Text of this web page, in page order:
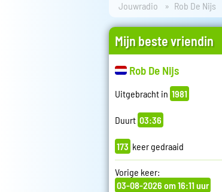
Jouwradio Rob De Nijs
Mijn beste vriendin
Rob De Nijs
Uitgebracht in 1981
Duurt 03:36
173 keer gedraaid
Vorige keer:
03-08-2026 om 16:11 uur